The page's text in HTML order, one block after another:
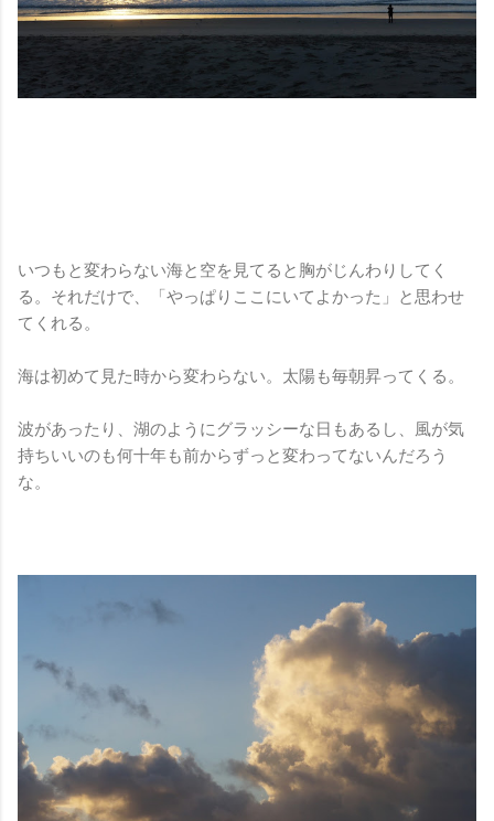
いつもと変わらない海と空を見てると胸がじんわりしてく
る。それだけで、「やっぱりここにいてよかった」と思わせ
てくれる。
海は初めて見た時から変わらない。太陽も毎朝昇ってくる。
波があったり、湖のようにグラッシーな日もあるし、風が気
持ちいいのも何十年も前からずっと変わってないんだろう
な。